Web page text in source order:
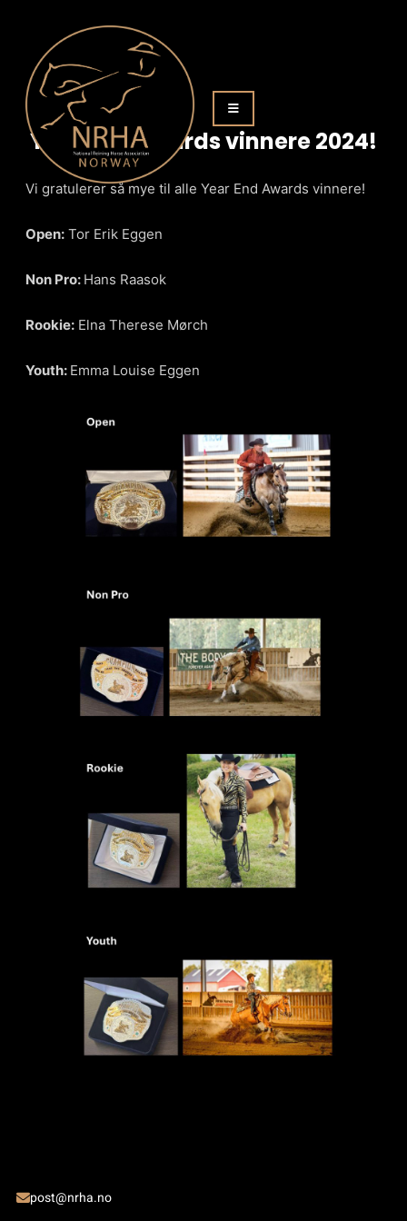
Year End Awards vinnere 2024!
Vi gratulerer så mye til alle Year End Awards vinnere!
Open: Tor Erik Eggen
Non Pro: Hans Raasok
Rookie: Elna Therese Mørch
Youth: Emma Louise Eggen
post@nrha.no